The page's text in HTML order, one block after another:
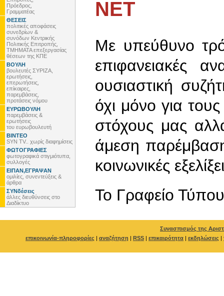
Πρόεδρος,
Γραμματέας
ΘΕΣΕΙΣ
πολιτικές αποφάσεις
συνεδρίων &
συνόδων Κεντρικής
Πολιτικής Επιτροπής,
ΤΜΗΜΑΤΑ επεξεργασίας
θέσεων της ΚΠΕ
ΒΟΥΛΗ
βουλευτές ΣΥΡΙΖΑ,
ερωτήσεις,
επερωτήσεις,
επίκαιρες,
παρεμβάσεις,
προτάσεις νόμου
ΕΥΡΩΒΟΥΛΗ
παρεμβάσεις &
ερωτήσεις
του ευρωβουλευτή
ΒΙΝΤΕΟ
SYN TV.. χωρίς διαφημίσεις
ΦΩΤΟΓΡΑΦΙΕΣ
φωτογραφικά στιγμιότυπα,
συλλογές
ΕΙΠΑΝ,ΕΓΡΑΨΑΝ
ομιλίες, συνεντεύξεις &
άρθρα
ΣΥΝδέσεις
άλλες διευθύνσεις στο
Διαδίκτυο
ΝΕΤ
Με υπεύθυνο
επιφανειακές
ουσιαστική
όχι μόνο για
στόχους μας
άμεση
κοινωνικές
To Γραφείο Τύπου
Συνασπισμός της
επικοινωνία-πληροφορίες | αναζήτηση | RSS | επικαιρότητα | εκδηλώσεις |